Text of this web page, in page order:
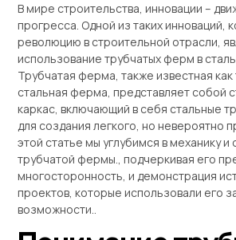
В мире строительства, инновации –
прогресса. Одной из таких инноваций,
революцию в строительной отрасли,
использование трубчатых ферм в
Трубчатая ферма, также известная как
стальная ферма, представляет собой
каркас, включающий в себя стальные
для создания легкого, но невероятно
этой статье мы углубимся в механику
трубчатой ​​фермы., подчеркивая его
многосторонность, и демонстрация
проектов, которые использовали его
возможности..